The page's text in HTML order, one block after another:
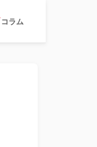
コラム